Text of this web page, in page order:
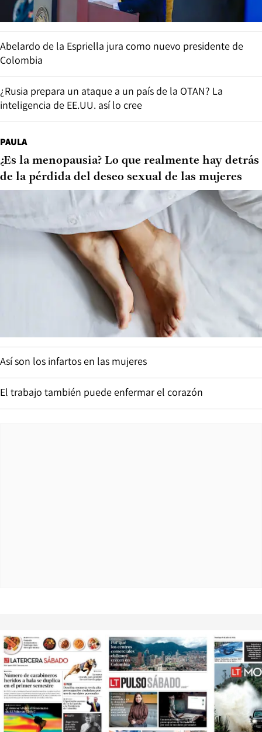
Abelardo de la Espriella jura como nuevo presidente de
Colombia
¿Rusia prepara un ataque a un país de la OTAN? La
inteligencia de EE.UU. así lo cree
PAULA
¿Es la menopausia? Lo que realmente hay detrás
de la pérdida del deseo sexual de las mujeres
Así son los infartos en las mujeres
El trabajo también puede enfermar el corazón
Opens in new window Opens in